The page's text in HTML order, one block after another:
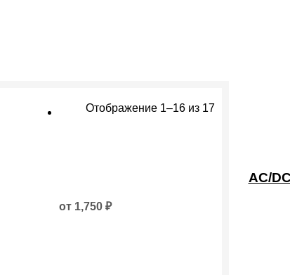
Отображение 1–16 из 17
несколько
вариаций.
AC/
от 1,750 ₽